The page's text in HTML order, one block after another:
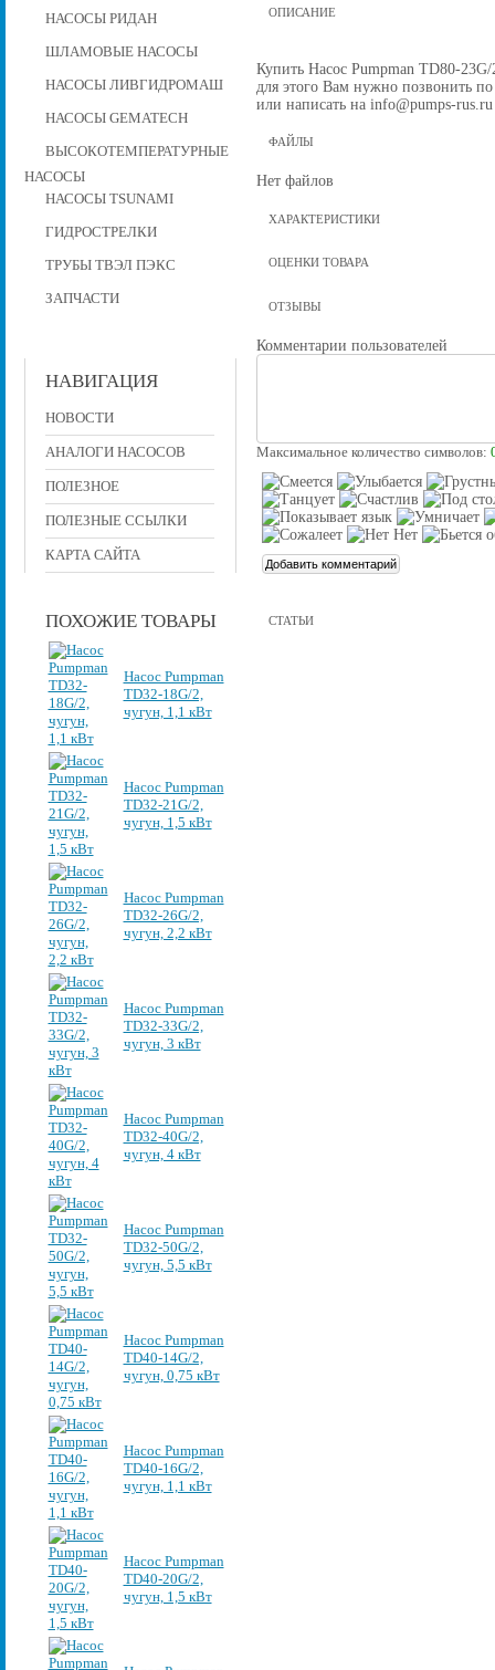
НАСОСЫ РИДАН
ШЛАМОВЫЕ НАСОСЫ
НАСОСЫ ЛИВГИДРОМАШ
НАСОСЫ GEMATECH
ВЫСОКОТЕМПЕРАТУРНЫЕ
НАСОСЫ
НАСОСЫ TSUNAMI
ГИДРОСТРЕЛКИ
ТРУБЫ ТВЭЛ ПЭКС
ЗАПЧАСТИ
НАВИГАЦИЯ
НОВОСТИ
АНАЛОГИ НАСОСОВ
ПОЛЕЗНОЕ
ПОЛЕЗНЫЕ ССЫЛКИ
КАРТА САЙТА
ПОХОЖИЕ ТОВАРЫ
Насос Pumpman
TD32-18G/2,
чугун, 1,1 кВт
Насос Pumpman
TD32-21G/2,
чугун, 1,5 кВт
Насос Pumpman
TD32-26G/2,
чугун, 2,2 кВт
Насос Pumpman
TD32-33G/2,
чугун, 3 кВт
Насос Pumpman
TD32-40G/2,
чугун, 4 кВт
Насос Pumpman
TD32-50G/2,
чугун, 5,5 кВт
Насос Pumpman
TD40-14G/2,
чугун, 0,75 кВт
Насос Pumpman
TD40-16G/2,
чугун, 1,1 кВт
Насос Pumpman
TD40-20G/2,
чугун, 1,5 кВт
ОПИСАНИЕ
Купить Насос Pumpman TD80-
для этого Вам нужно позвонить
или написать на info@pumps-rus.ru
ФАЙЛЫ
Нет файлов
ХАРАКТЕРИСТИКИ
ОЦЕНКИ ТОВАРА
ОТЗЫВЫ
Комментарии пользователей
Максимальное количество символов:
СТАТЬИ